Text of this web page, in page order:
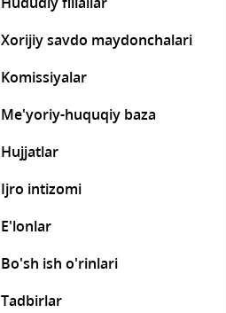
Xorijiy savdo maydonchalari
Komissiyalar
Me'yoriy-huquqiy baza
Hujjatlar
Ijro intizomi
E'lonlar
Bo'sh ish o'rinlari
Tadbirlar